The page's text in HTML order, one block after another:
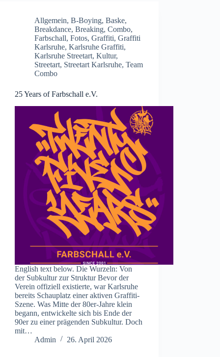
Allgemein, B-Boying, Baske,
Breakdance, Breaking, Combo,
Farbschall, Fotos, Graffiti, Graffiti
Karlsruhe, Karlsruhe Graffiti,
Karlsruhe Streetart, Kultur,
Streetart, Streetart Karlsruhe, Team
Combo
25 Years of Farbschall e.V.
English text below. Die Wurzeln: Von
der Subkultur zur Struktur Bevor der
Verein offiziell existierte, war Karlsruhe
bereits Schauplatz einer aktiven Graffiti-
Szene. Was Mitte der 80er-Jahre klein
begann, entwickelte sich bis Ende der
90er zu einer prägenden Subkultur. Doch
mit…
Admin
26. April 2026